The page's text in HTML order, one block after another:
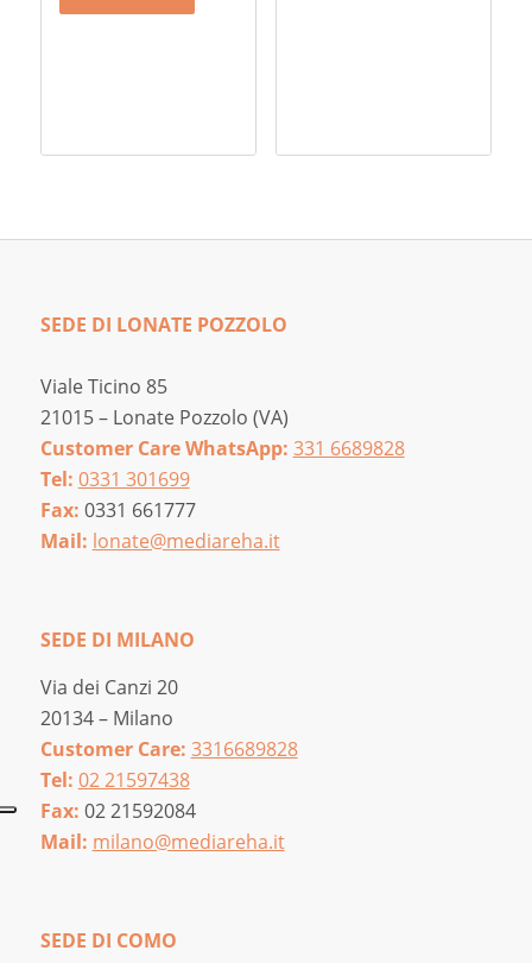
SEDE DI LONATE POZZOLO
Viale Ticino 85
21015 – Lonate Pozzolo (VA)
Customer Care WhatsApp: 331 6689828
Tel: 0331 301699
Fax: 0331 661777
Mail: lonate@mediareha.it
SEDE DI MILANO
Via dei Canzi 20
20134 – Milano
Customer Care: 3316689828
Tel: 02 21597438
Fax: 02 21592084
Mail: milano@mediareha.it
SEDE DI COMO